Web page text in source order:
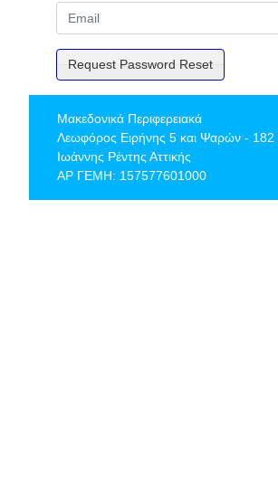
Μακεδονικά Περιφερειακά
Λεωφόρος Ειρήνης 5 και Ψαρών - 182
Ιωάννης Ρέντης Αττικής
ΑΡ ΓΕΜΗ: 157577601000